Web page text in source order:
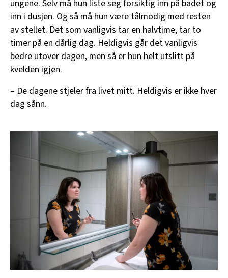
ungene. Selv må hun liste seg forsiktig inn på badet og
inn i dusjen. Og så må hun være tålmodig med resten
av stellet. Det som vanligvis tar en halvtime, tar to
timer på en dårlig dag. Heldigvis går det vanligvis
bedre utover dagen, men så er hun helt utslitt på
kvelden igjen.
– De dagene stjeler fra livet mitt. Heldigvis er ikke hver
dag sånn.